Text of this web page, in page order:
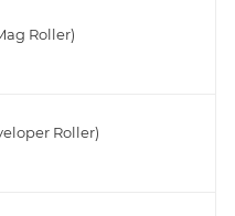
Roller)
Roller)